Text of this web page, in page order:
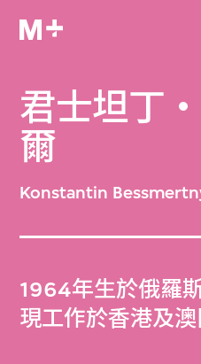
君士坦丁
爾
Konstantin
1964年生於俄羅
現工作於香港及澳